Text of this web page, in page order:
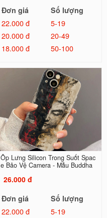
Đơn giá
Số lượng
22.000 đ
5-19
20.000 đ
20-49
18.000 đ
50-100
Ốp Lưng Silicon Trong Suốt Spac
e Bảo Vệ Camera - Mẫu Buddha
26.000 đ
Đơn giá
Số lượng
22.000 đ
5-19